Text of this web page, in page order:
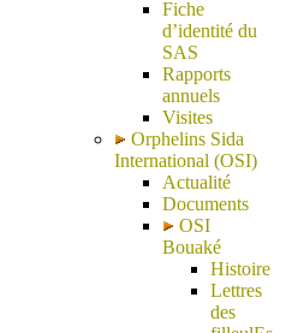
Fiche
d’identité du
SAS
Rapports
annuels
Visites
Orphelins Sida
International (OSI)
Actualité
Documents
OSI
Bouaké
Histoire
Lettres
des